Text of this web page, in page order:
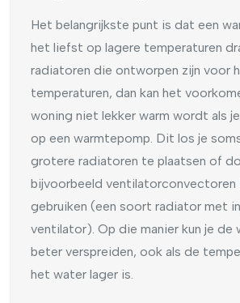
Het belangrijkste punt is dat een
het liefst op lagere temperaturen
radiatoren die ontworpen zijn voor
temperaturen, dan kan het
woning niet lekker warm wordt als
op een warmtepomp. Dit los je
grotere radiatoren te plaatsen of
bijvoorbeeld ventilatorconvectoren
gebruiken (een soort radiator met
ventilator). Op die manier kun je de
beter verspreiden, ook als de
het water lager is.